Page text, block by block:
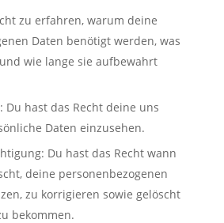
zu erfahren, warum deine
Daten benötigt werden, was
wie lange sie aufbewahrt
Du hast das Recht deine uns
Daten einzusehen.
Du hast das Recht wann
deine personenbezogenen
zu korrigieren sowie gelöscht
bekommen.